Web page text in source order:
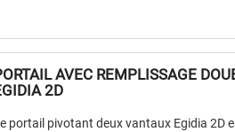
AVEC REMPLISSAGE
2D
portail pivotant deux vantaux Egidia 2D